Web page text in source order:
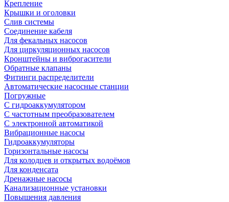
Крепление
Крышки и оголовки
Слив системы
Соединение кабеля
Для фекальных насосов
Для циркуляционных насосов
Кронштейны и виброгасители
Обратные клапаны
Фитинги распределители
Автоматические насосные станции
Погружные
С гидроаккумулятором
С частотным преобразователем
С электронной автоматикой
Вибрационные насосы
Гидроаккумуляторы
Горизонтальные насосы
Для колодцев и открытых водоёмов
Для конденсата
Дренажные насосы
Канализационные установки
Повышения давления